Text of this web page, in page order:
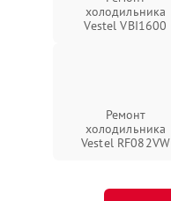
холодильника
Vestel VBI1600
Ремонт
холодильника
Vestel RF082VW